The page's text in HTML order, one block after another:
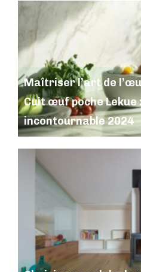
Maîtriser l’art de
Cuit œuf poche Lekue
incontournable 2024